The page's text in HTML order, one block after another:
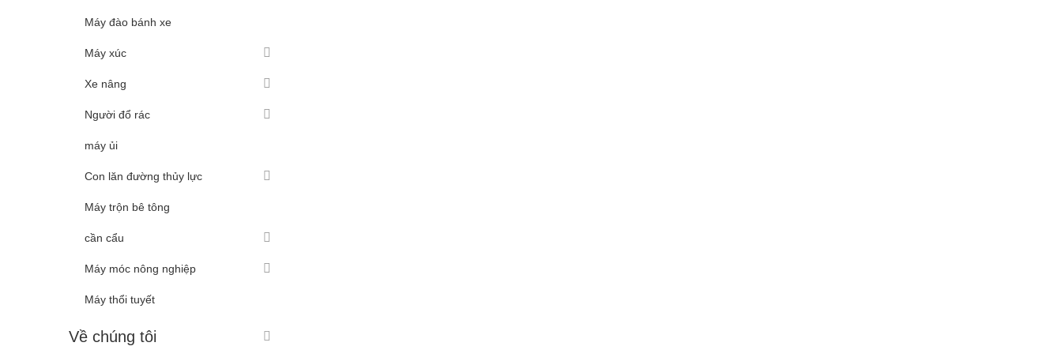
Máy đào bánh xe
Máy xúc
Xe nâng
Người đổ rác
máy ủi
Con lăn đường thủy lực
Máy trộn bê tông
cần cẩu
Máy móc nông nghiệp
Máy thổi tuyết
Về chúng tôi